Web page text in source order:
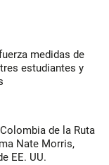
medidas de
estudiantes y
de la Ruta
Nate Morris,
EE. UU.